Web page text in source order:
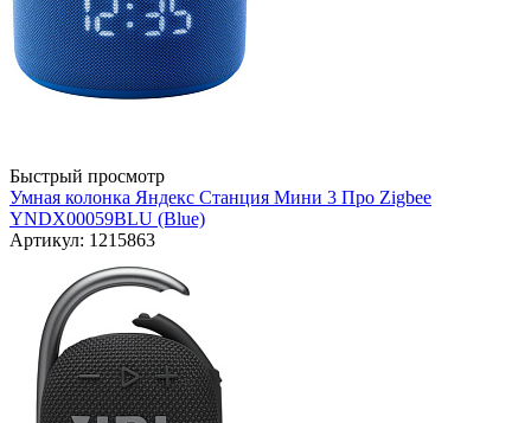
Быстрый просмотр
Умная колонка Яндекс Станция Мини 3 Про Zigbee
YNDX00059BLU (Blue)
Артикул: 1215863